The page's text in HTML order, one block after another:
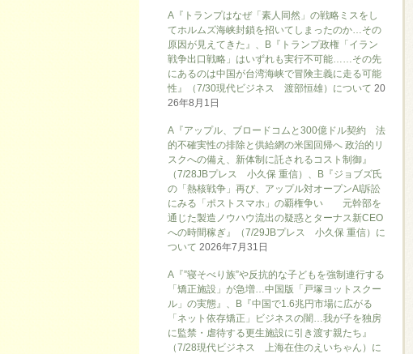
A『トランプはなぜ「素人同然」の戦略ミスをし
てホルムズ海峡封鎖を招いてしまったのか…その
原因が見えてきた』、B『トランプ政権「イラン
戦争出口戦略」はいずれも実行不可能……その先
にあるのは中国が台湾海峡で冒険主義に走る可能
性』（7/30現代ビジネス 渡部恒雄）について 20
26年8月1日
A『アップル、ブロードコムと300億ドル契約 法
的不確実性の排除と供給網の米国回帰へ 政治的リ
スクへの備え、新体制に託されるコスト制御』
（7/28JBプレス 小久保 重信）、B『ジョブズ氏
の「熱核戦争」再び、アップル対オープンAI訴訟
にみる「ポストスマホ」の覇権争い 元幹部を
通じた製造ノウハウ流出の疑惑とターナス新CEO
への時間稼ぎ』（7/29JBプレス 小久保 重信）に
ついて 2026年7月31日
A『”寝そべり族”や反抗的な子どもを強制連行する
「矯正施設」が急増…中国版「戸塚ヨットスクー
ル」の実態』、B『中国で1.6兆円市場に広がる
「ネット依存矯正」ビジネスの闇…我が子を独房
に監禁・虐待する更生施設に引き渡す親たち』
（7/28現代ビジネス 上海在住のえいちゃん）に